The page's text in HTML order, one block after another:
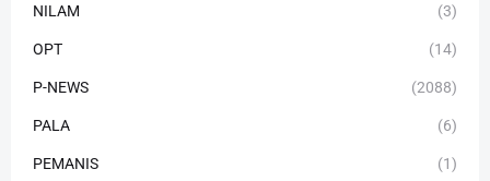
NILAM (3)
OPT (14)
P-NEWS (2088)
PALA (6)
PEMANIS (1)